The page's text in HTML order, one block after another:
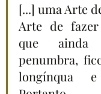
[...] uma Arte
Arte de
que ainda
penumbra,
longínqua e